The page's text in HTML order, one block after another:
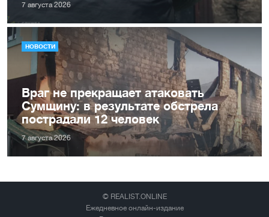
7 августа 2026
НОВОСТИ
Враг не прекращает атаковать
Сумщину: в результате обстрела
пострадали 12 человек
7 августа 2026
© REALIST.ONLINE
Ежедневное онлайн-издание